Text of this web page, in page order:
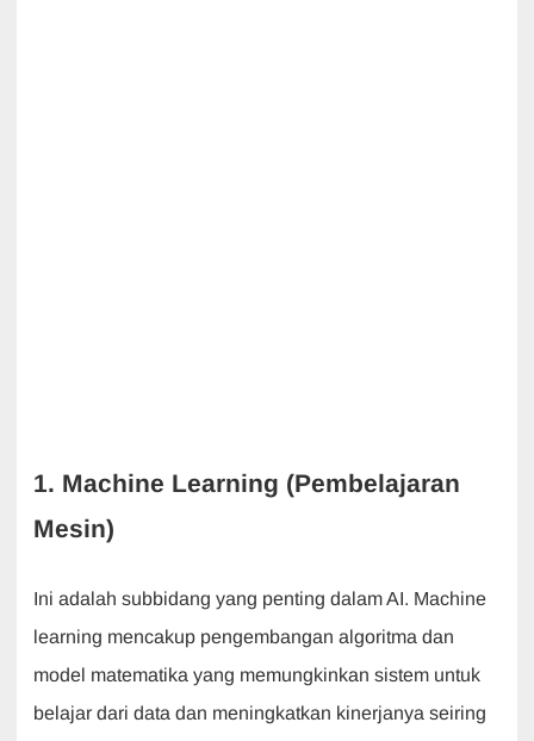
1. Machine Learning (Pembelajaran
Mesin)
Ini adalah subbidang yang penting dalam AI. Machine
learning mencakup pengembangan algoritma dan
model matematika yang memungkinkan sistem untuk
belajar dari data dan meningkatkan kinerjanya seiring